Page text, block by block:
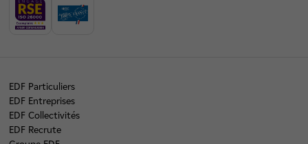
EDF Particuliers
EDF Entreprises
EDF Collectivités
EDF Recrute